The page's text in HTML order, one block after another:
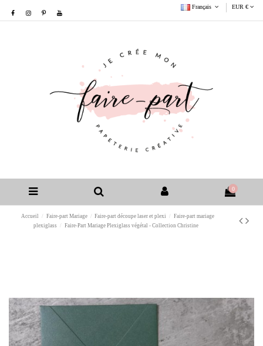
Français EUR €
0
Accueil Faire-part Mariage Faire-part découpe laser et plexi
Faire-part mariage
plexiglass
Faire-Part Mariage Plexiglass végétal - Collection Christine